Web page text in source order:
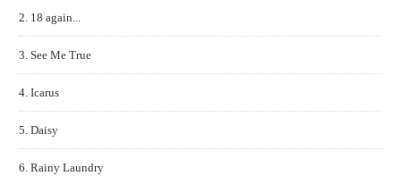
2. 18 again...
3. See Me True
4. Icarus
5. Daisy
6. Rainy Laundry